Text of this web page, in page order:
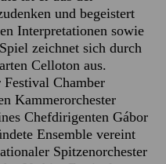
und begeistert
Interpretationen sowie
zeichnet sich durch
Celloton aus.
Chamber
Kammerorchester
Chefdirigenten Gábor
Ensemble vereint
Spitzenorchester